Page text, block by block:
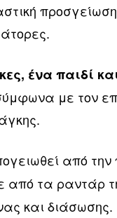
ένα παιδί
με τον
από την
από τα ραντάρ
και